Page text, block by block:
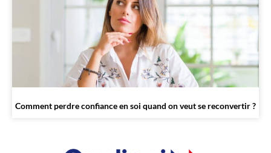
Comment perdre confiance en soi quand on veut se reconvertir ?